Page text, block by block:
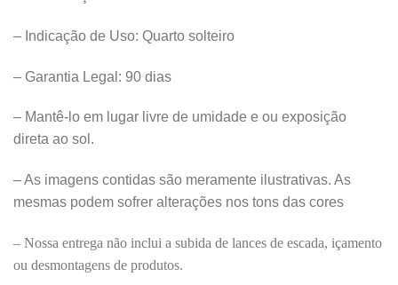
– Indicação de Uso: Quarto solteiro
– Garantia Legal: 90 dias
– Mantê-lo em lugar livre de umidade e ou exposição
direta ao sol.
– As imagens contidas são meramente ilustrativas. As
mesmas podem sofrer alterações nos tons das cores
– Nossa entrega não inclui a subida de lances de escada, içamento
ou desmontagens de produtos.